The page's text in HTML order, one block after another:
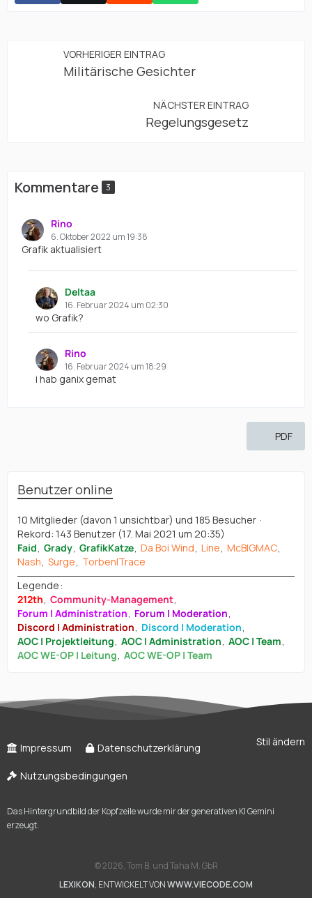
VORHERIGER EINTRAG
Militärische Gesichter
NÄCHSTER EINTRAG
Regelungsgesetz
Kommentare 3
Rino
6. Oktober 2022 um 19:38
Grafik aktualisiert
Deltaa
16. Februar 2024 um 02:30
wo Grafik?
Rino
16. Februar 2024 um 18:29
i hab ganix gemat
PDF
Benutzer online
10 Mitglieder (davon 1 unsichtbar) und 185 Besucher
Rekord: 143 Benutzer (17. Mai 2021 um 20:35)
Faid Grady GrafikKatze Da Boi Wind Line McBIGMAC
Nash Surge
Torben|Trace
Legende
212th Community-Management
Forum | Administration
Forum | Moderation
Discord | Administration
Discord | Moderation
AOC | Projektleitung AOC | Administration AOC | Team
AOC WE-OP | Leitung AOC WE-OP | Team
Stil ändern
Impressum Datenschutzerklärung
Nutzungsbedingungen
Das Hintergrundbild der Kopfzeile wurde mir der generativen KI Gemini
erzeugt.
©2026, Tom B. und Taha M. GbR
LEXIKON, ENTWICKELT VONWWW.VIECODE.COM